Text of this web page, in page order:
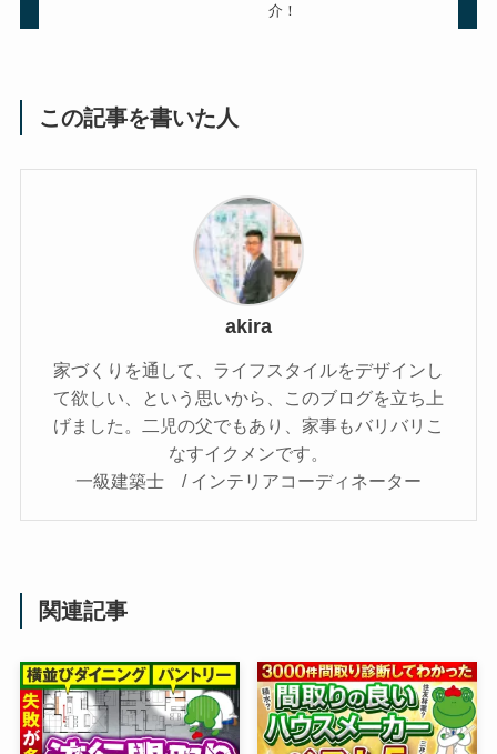
介！
この記事を書いた人
akira
家づくりを通して、ライフスタイルをデザインし
て欲しい、という思いから、このブログを立ち上
げました。二児の父でもあり、家事もバリバリこ
なすイクメンです。
一級建築士 / インテリアコーディネーター
関連記事